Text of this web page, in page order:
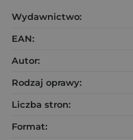
Wydawnictwo:
EAN:
Autor:
Rodzaj oprawy:
Liczba stron:
Format: